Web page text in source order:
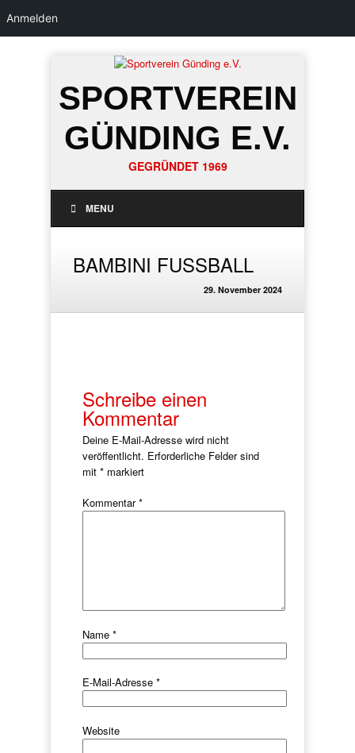
SPORTVEREIN
GÜNDING E.V.
GEGRÜNDET 1969
MENU
BAMBINI FUSSBALL
29. November 2024
Schreibe einen
Kommentar
Deine E-Mail-Adresse wird nicht
veröffentlicht. Erforderliche Felder sind
mit * markiert
Kommentar*
Name *
E-Mail-Adresse *
Website
Anmelden